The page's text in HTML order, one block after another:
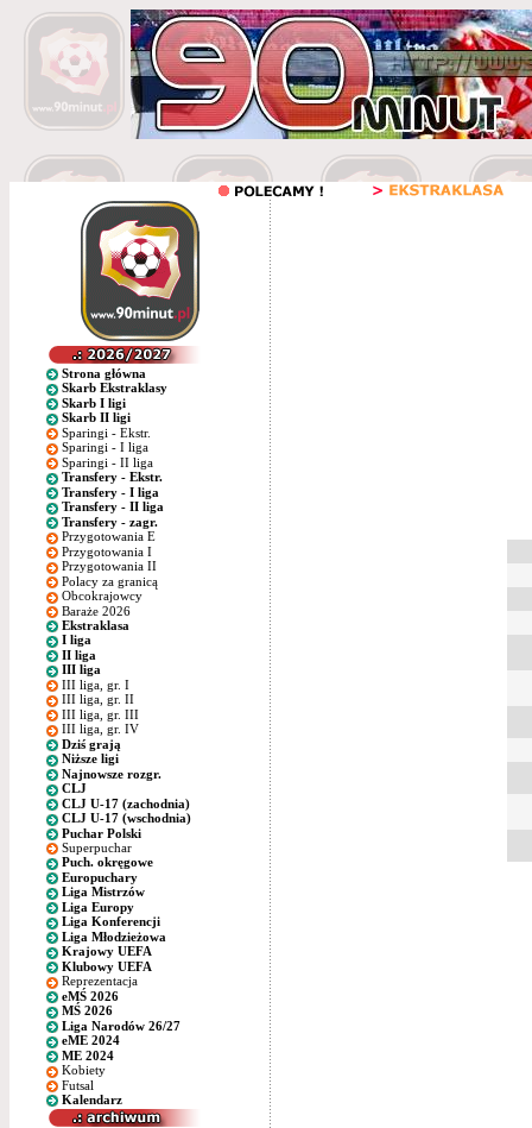
Strona główna
Skarb Ekstraklasy
Skarb I ligi
Skarb II ligi
Sparingi - Ekstr.
Sparingi - I liga
Sparingi - II liga
Transfery - Ekstr.
Transfery - I liga
Transfery - II liga
Transfery - zagr.
Przygotowania E
Przygotowania I
Przygotowania II
Polacy za granicą
Obcokrajowcy
Baraże 2026
Ekstraklasa
I liga
II liga
III liga
III liga, gr. I
III liga, gr. II
III liga, gr. III
III liga, gr. IV
Dziś grają
Niższe ligi
Najnowsze rozgr.
CLJ
CLJ U-17 (zachodnia)
CLJ U-17 (wschodnia)
Puchar Polski
Superpuchar
Puch. okręgowe
Europuchary
Liga Mistrzów
Liga Europy
Liga Konferencji
Liga Młodzieżowa
Krajowy UEFA
Klubowy UEFA
Reprezentacja
eMŚ 2026
MŚ 2026
Liga Narodów 26/27
eME 2024
ME 2024
Kobiety
Futsal
Kalendarz